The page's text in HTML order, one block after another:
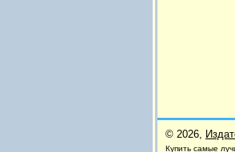
© 2026,
Купить самые